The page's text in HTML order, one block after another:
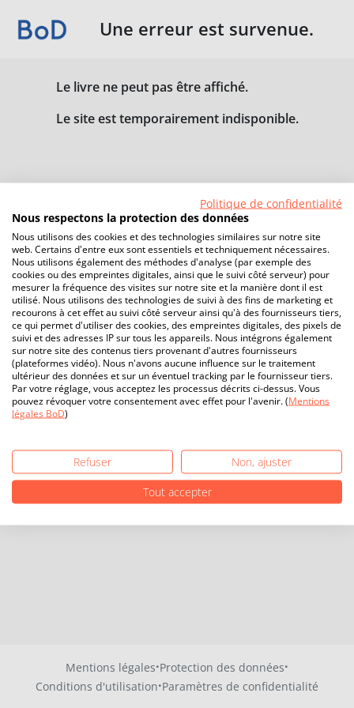
Une erreur est survenue.
Le livre ne peut pas être affiché.
Le site est temporairement indisponible.
Mentions légales·Protection des données·
Conditions d'utilisation·Paramètres de confidentialité
Politique de confidentialité
Nous respectons la protection des données
Nous utilisons des cookies et des technologies similaires sur notre site
web. Certains d'entre eux sont essentiels et techniquement nécessaires.
Nous utilisons également des méthodes d'analyse (par exemple des
cookies ou des empreintes digitales, ainsi que le suivi côté serveur) pour
mesurer la fréquence des visites sur notre site et la manière dont il est
utilisé. Nous utilisons des technologies de suivi à des fins de marketing et
recourons à cet effet au suivi côté serveur ainsi qu'à des fournisseurs tiers,
ce qui permet d'utiliser des cookies, des empreintes digitales, des pixels de
suivi et des adresses IP sur tous les appareils. Nous intégrons également
sur notre site des contenus tiers provenant d'autres fournisseurs
(plateformes vidéo). Nous n'avons aucune influence sur le traitement
ultérieur des données et sur un éventuel tracking par le fournisseur tiers.
Par votre réglage, vous acceptez les processus décrits ci-dessus. Vous
pouvez révoquer votre consentement avec effet pour l'avenir. (Mentions
légales BoD)
Refuser
Non, ajuster
Tout accepter